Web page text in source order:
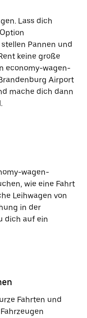
Lass dich
stellen Pannen und
keine große
economy-wagen-
Airport
mache dich dann
wagen-
wie eine Fahrt
Leihwagen von
in der
dich auf ein
Fahrten und